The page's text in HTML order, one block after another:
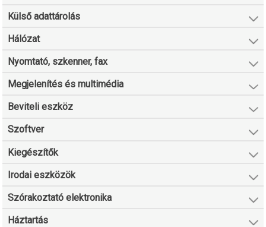
Külső adattárolás
Hálózat
Nyomtató, szkenner, fax
Megjelenítés és multimédia
Beviteli eszköz
Szoftver
Kiegészítők
Irodai eszközök
Szórakoztató elektronika
Háztartás